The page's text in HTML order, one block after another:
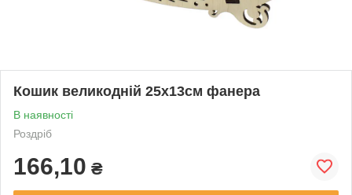
Кошик великодній 25х13см фанера
В наявності
Роздріб
166,10 ₴